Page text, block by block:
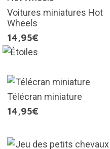
Voitures miniatures Hot
Wheels
14,95€
Télécran miniature
14,95€